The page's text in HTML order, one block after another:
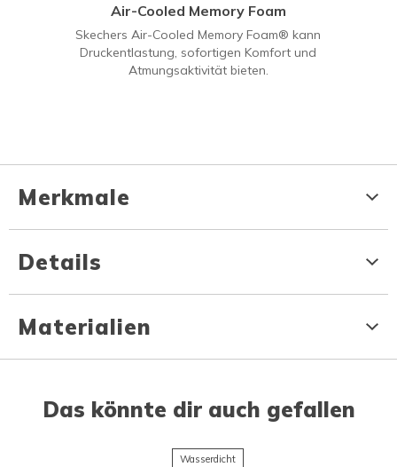
Air-Cooled Memory Foam
Skechers Air-Cooled Memory Foam® kann
Druckentlastung, sofortigen Komfort und
Atmungsaktivität bieten.
Merkmale
Details
Materialien
Das könnte dir auch gefallen
Wasserdicht